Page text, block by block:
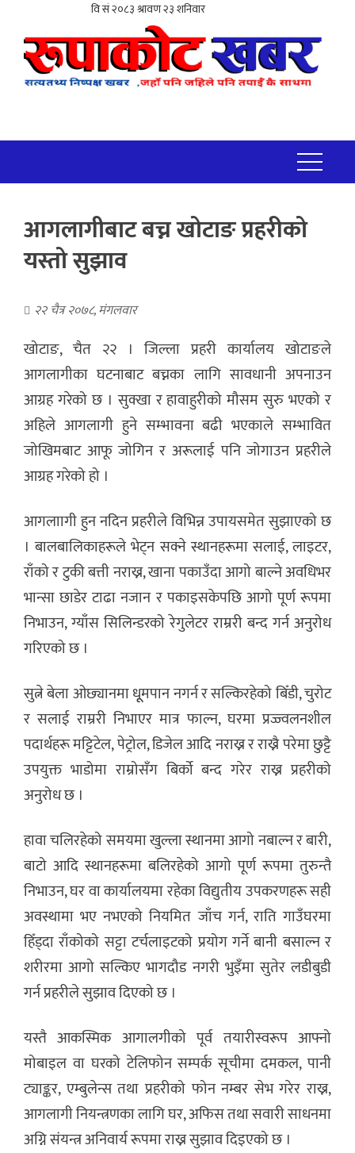
आगलागीबाट बच्न खोटाङ प्रहरीको
यस्तो सुझाव
२२ चैत्र २०७८, मंगलवार
खोटाङ, चैत २२ । जिल्ला प्रहरी कार्यालय खोटाङले
आगलागीका घटनाबाट बच्नका लागि सावधानी अपनाउन
आग्रह गरेको छ । सुक्खा र हावाहुरीको मौसम सुरु भएको र
अहिले आगलागी हुने सम्भावना बढी भएकाले सम्भावित
जोखिमबाट आफू जोगिन र अरूलाई पनि जोगाउन प्रहरीले
आग्रह गरेको हो ।
आगलाागी हुन नदिन प्रहरीले विभिन्न उपायसमेत सुझाएको छ
। बालबालिकाहरूले भेट्न सक्ने स्थानहरूमा सलाई, लाइटर,
राँको र टुकी बत्ती नराख्न, खाना पकाउँदा आगो बाल्ने अवधिभर
भान्सा छाडेर टाढा नजान र पकाइसकेपछि आगो पूर्ण रूपमा
निभाउन, ग्याँस सिलिन्डरको रेगुलेटर राम्ररी बन्द गर्न अनुरोध
गरिएको छ ।
सुत्ने बेला ओछ्यानमा धूूमपान नगर्न र सल्किरहेको बिँडी, चुरोट
र सलाई राम्ररी निभाएर मात्र फाल्न, घरमा प्रज्ज्वलनशील
पदार्थहरू मट्टिटेल, पेट्रोल, डिजेल आदि नराख्न र राख्नै परेमा छुट्टै
उपयुक्त भाडोमा राम्रोसँग बिर्को बन्द गरेर राख्न प्रहरीको
अनुरोध छ ।
हावा चलिरहेको समयमा खुल्ला स्थानमा आगो नबाल्न र बारी,
बाटो आदि स्थानहरूमा बलिरहेको आगो पूर्ण रूपमा तुरुन्तै
निभाउन,घर वा कार्यालयमा रहेका विद्युतीय उपकरणहरू सही
अवस्थामा भए नभएको नियमित जाँच गर्न, राति गाउँघरमा
हिँड्दा राँकोको सट्टा टर्चलाइटको प्रयोग गर्ने बानी बसाल्न र
शरीरमा आगो सल्किए भागदौड नगरी भुइँमा सुतेर लडीबुडी
गर्न प्रहरीले सुझाव दिएको छ ।
यस्तै आकस्मिक आगालगीको पूर्व तयारीस्वरूप आफ्नो
मोबाइल वा घरको टेलिफोन सम्पर्क सूचीमा दमकल, पानी
ट्याङ्कर, एम्बुलेन्स तथा प्रहरीको फोन नम्बर सेभ गरेर राख्न,
आगलागी नियन्त्रणका लागि घर, अफिस तथा सवारी साधनमा
अग्नि संयन्त्र अनिवार्य रूपमा राख्न सुझाव दिइएको छ ।